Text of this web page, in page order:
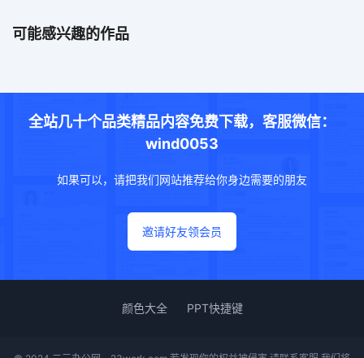
可能感兴趣的作品
全站几十个品类精品内容免费下载，客服微信：
wind0053
如果可以，请把我们网站推荐给你身边需要的朋友
邀请好友领会员
颜色大全 PPT快捷键